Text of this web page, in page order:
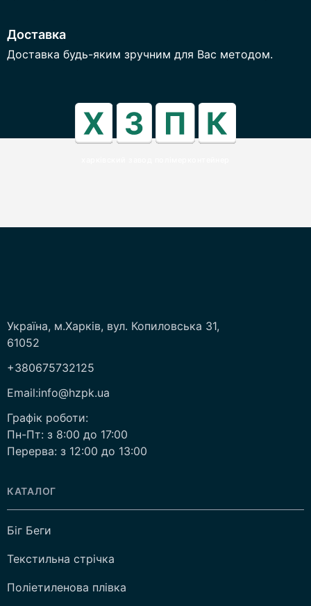
Доставка
Доставка будь-яким зручним для Вас методом.
Україна, м.Харків, вул. Копиловська 31,
61052
+380675732125
Email:info@hzpk.ua
Графік роботи:
Пн-Пт: з 8:00 до 17:00
Перерва: з 12:00 до 13:00
КАТАЛОГ
Біг Беги
Текстильна стрічка
Поліетиленова плівка